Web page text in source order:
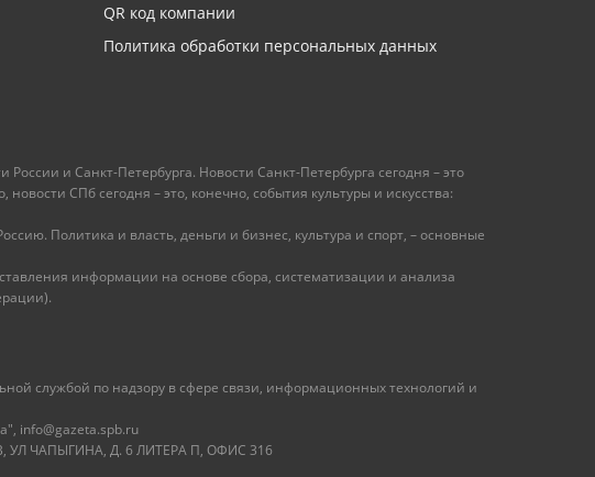
QR код компании
Политика обработки персональных данных
и Санкт-Петербурга. Новости Санкт-Петербурга сегодня – это
СПб сегодня – это, конечно, события культуры и искусства:
Политика и власть, деньги и бизнес, культура и спорт, – основные
информации на основе сбора, систематизации и анализа
службой по надзору в сфере связи, информационных технологий и
info@gazeta.spb.ru
УЛ ЧАПЫГИНА, Д. 6 ЛИТЕРА П, ОФИС 316